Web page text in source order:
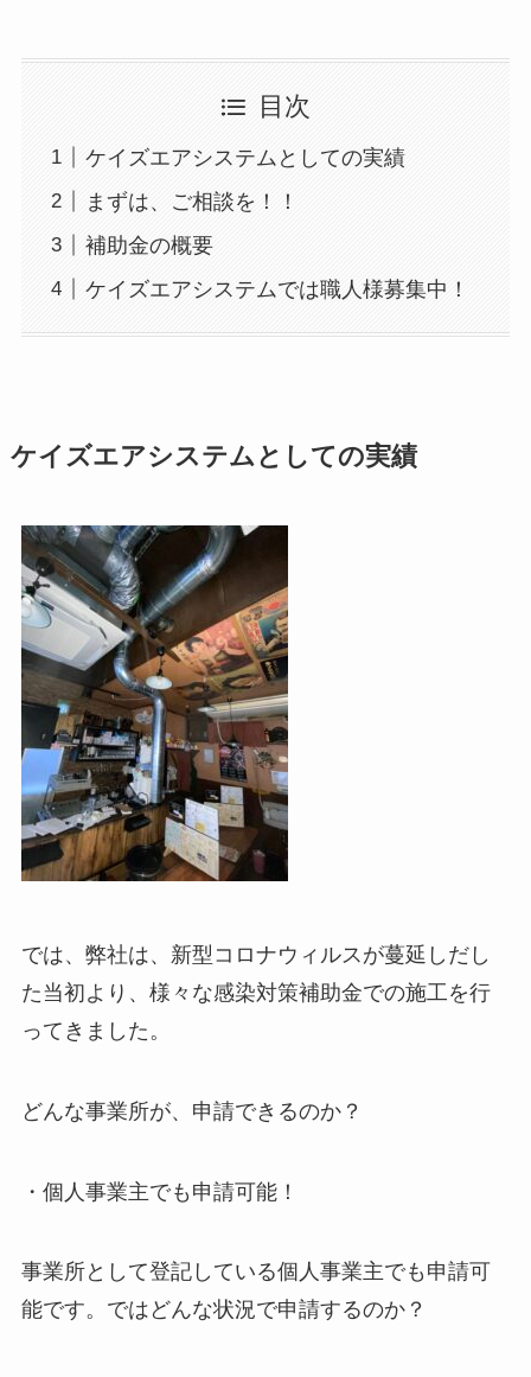
目次
ケイズエアシステムとしての実績
まずは、ご相談を！！
補助金の概要
ケイズエアシステムでは職人様募集中！
ケイズエアシステムとしての実績
では、弊社は、新型コロナウィルスが蔓延しだし
た当初より、様々な感染対策補助金での施工を行
ってきました。
どんな事業所が、申請できるのか？
・個人事業主でも申請可能！
事業所として登記している個人事業主でも申請可
能です。ではどんな状況で申請するのか？